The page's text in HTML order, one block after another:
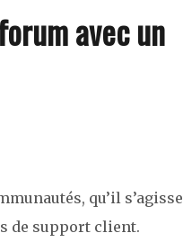
avec un
qu’il s’agisse
de support client.